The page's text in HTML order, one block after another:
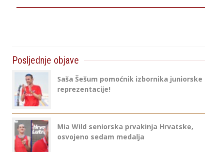
Posljednje objave
Saša Šešum pomoćnik izbornika juniorske
reprezentacije!
Mia Wild seniorska prvakinja Hrvatske,
osvojeno sedam medalja